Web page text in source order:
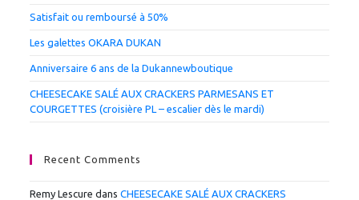
Satisfait ou remboursé à 50%
Les galettes OKARA DUKAN
Anniversaire 6 ans de la Dukannewboutique
CHEESECAKE SALÉ AUX CRACKERS PARMESANS ET
COURGETTES (croisière PL – escalier dès le mardi)
Recent Comments
Remy Lescure dansCHEESECAKE SALÉ AUX CRACKERS